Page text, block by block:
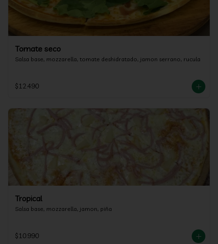
Tomate seco
Salsa base, mozzarella, tomate deshidratado, jamon serrano, rucula
$12.490
Tropical
Salsa base, mozzarella, jamon, piña
$10.990